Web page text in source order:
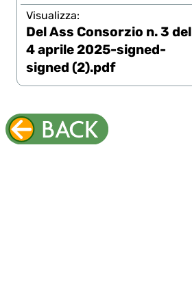
Visualizza:
Del Ass Consorzio n. 3 del
4 aprile 2025-signed-
signed (2).pdf